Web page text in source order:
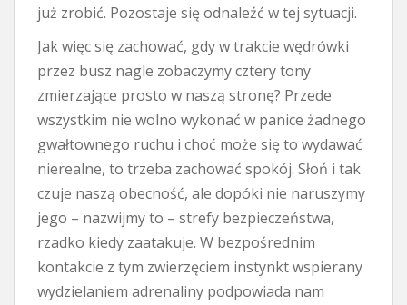
już zrobić. Pozostaje się odnaleźć w tej sytuacji.
Jak więc się zachować, gdy w trakcie wędrówki
przez busz nagle zobaczymy cztery tony
zmierzające prosto w naszą stronę? Przede
wszystkim nie wolno wykonać w panice żadnego
gwałtownego ruchu i choć może się to wydawać
nierealne, to trzeba zachować spokój. Słoń i tak
czuje naszą obecność, ale dopóki nie naruszymy
jego – nazwijmy to – strefy bezpieczeństwa,
rzadko kiedy zaatakuje. W bezpośrednim
kontakcie z tym zwierzęciem instynkt wspierany
wydzielaniem adrenaliny podpowiada nam